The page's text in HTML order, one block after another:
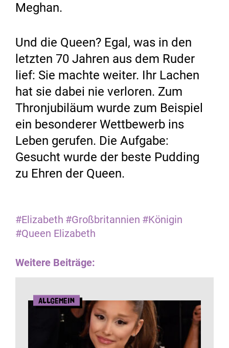
Meghan.
Und die Queen? Egal, was in den
letzten 70 Jahren aus dem Ruder
lief: Sie machte weiter. Ihr Lachen
hat sie dabei nie ­verloren. Zum
Thron­jubiläum wurde zum Beispiel
ein besonderer Wettbewerb ins
Leben gerufen. Die Aufgabe:
Gesucht wurde der beste Pudding
zu Ehren der Queen.
#Elizabeth #Großbritannien #Königin
#Queen Elizabeth
Weitere Beiträge:
Allgemein